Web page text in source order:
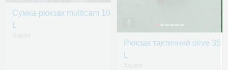
Сумка-рюкзак multicam 10
8
Рюкзак тактичний olive 35